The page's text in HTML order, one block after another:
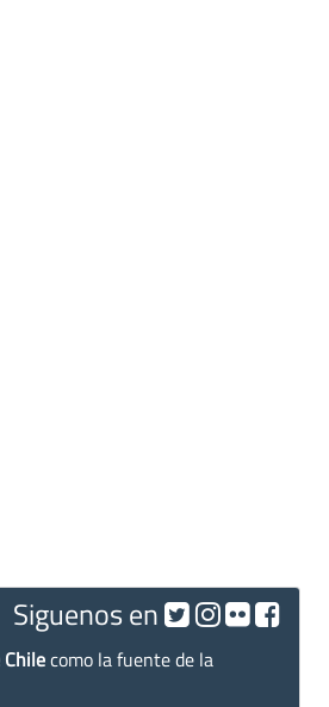
Siguenos en
como la fuente de la